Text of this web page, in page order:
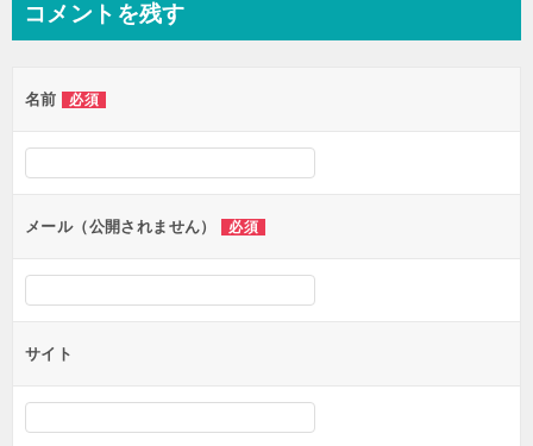
ビ
ー
シ
ン
コメントを残す
名前 必須
メール（公開されません） 必須
サイト